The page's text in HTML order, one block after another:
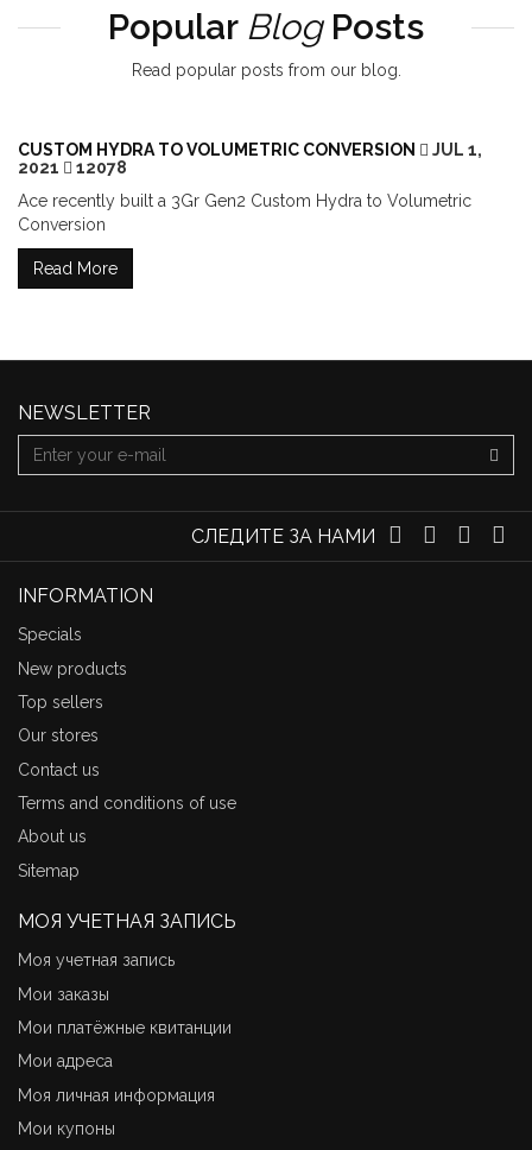
Popular BlogPosts
Read popular posts from our blog.
CUSTOM HYDRA TO VOLUMETRIC CONVERSION
JUL 1,
2021
12078
Ace recently built a 3Gr Gen2 Custom Hydra to Volumetric
Conversion
Read More
NEWSLETTER
СЛЕДИТЕ ЗА НАМИ
INFORMATION
Specials
New products
Top sellers
Our stores
Contact us
Terms and conditions of use
About us
Sitemap
МОЯ УЧЕТНАЯ ЗАПИСЬ
Моя учетная запись
Мои заказы
Мои платёжные квитанции
Мои адреса
Моя личная информация
Мои купоны